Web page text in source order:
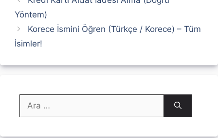
Yöntem)
Korece İsmini Öğren (Türkçe / Korece) – Tüm
İsimler!
ara